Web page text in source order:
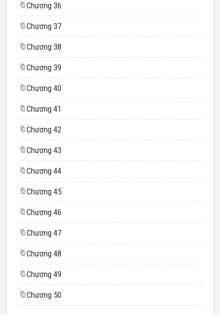
🔖 Chương 36
🔖 Chương 37
🔖 Chương 38
🔖 Chương 39
🔖 Chương 40
🔖 Chương 41
🔖 Chương 42
🔖 Chương 43
🔖 Chương 44
🔖 Chương 45
🔖 Chương 46
🔖 Chương 47
🔖 Chương 48
🔖 Chương 49
🔖 Chương 50